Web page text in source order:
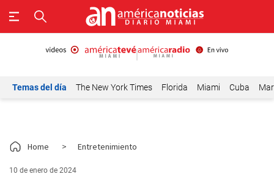
Temas del día The New York Times Florida Miami Cuba
Home > Entretenimiento
10 de enero de 2024